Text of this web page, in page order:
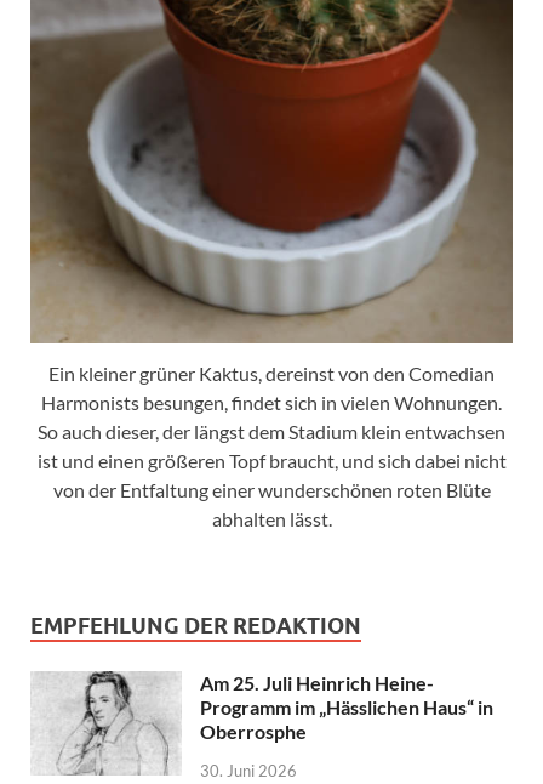
Ein kleiner grüner Kaktus, dereinst von den Comedian
Harmonists besungen, findet sich in vielen Wohnungen.
So auch dieser, der längst dem Stadium klein entwachsen
ist und einen größeren Topf braucht, und sich dabei nicht
von der Entfaltung einer wunderschönen roten Blüte
abhalten lässt.
EMPFEHLUNG DER REDAKTION
Am 25. Juli Heinrich Heine-
Programm im „Hässlichen Haus“ in
Oberrosphe
30. Juni 2026